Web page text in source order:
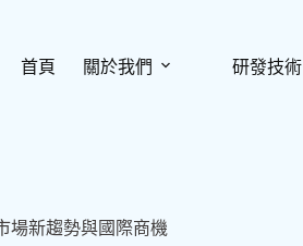
首頁 關於我們 研發技術
場新趨勢與國際商機